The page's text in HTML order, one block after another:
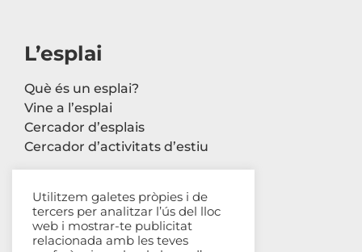
L’esplai
Què és un esplai?
Vine a l’esplai
Cercador d’esplais
Cercador d’activitats d’estiu
Contacte
Utilitzem galetes pròpies i de
tercers per analitzar l’ús del lloc
web i mostrar-te publicitat
relacionada amb les teves